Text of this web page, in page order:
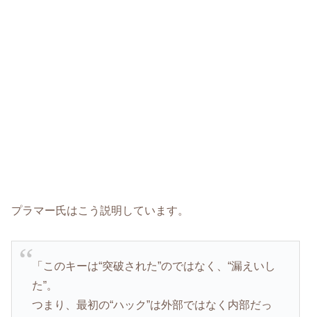
プラマー氏はこう説明しています。
「このキーは“突破された”のではなく、“漏えいし
た”。
つまり、最初の“ハック”は外部ではなく内部だっ